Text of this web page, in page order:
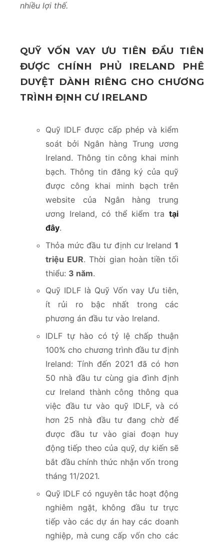
nhiều lợi thế.
QUỸ VỐN VAY ƯU TIÊN ĐẦU TIÊN
ĐƯỢC CHÍNH PHỦ IRELAND PHÊ
DUYỆT DÀNH RIÊNG CHO CHƯƠNG
TRÌNH ĐỊNH CƯ IRELAND
Quỹ IDLF được cấp phép và kiểm
soát bởi Ngân hàng Trung ương
Ireland. Thông tin công khai minh
bạch. Thông tin đăng ký của quỹ
được công khai minh bạch trên
website của Ngân hàng trung
ương Ireland, có thể kiểm tra tại
đây.
Thỏa mức đầu tư định cư Ireland 1
triệu EUR. Thời gian hoàn tiền tối
thiểu: 3 năm.
Quỹ IDLF là Quỹ Vốn vay Ưu tiên,
ít rủi ro bậc nhất trong các
phương án đầu tư vào Ireland.
IDLF tự hào có tỷ lệ chấp thuận
100% cho chương trình đầu tư định
Ireland: Tính đến 2021 đã có hơn
50 nhà đầu tư cùng gia đình định
cư Ireland thành công thông qua
việc đầu tư vào quỹ IDLF, và có
hơn 25 nhà đầu tư đang chờ để
được đầu tư vào giai đoạn huy
động tiếp theo của quỹ, dự kiến sẽ
bắt đầu chính thức nhận vốn trong
tháng 11/2021.
Quỹ IDLF có nguyên tắc hoạt động
nghiêm ngặt, không đầu tư trực
tiếp vào các dự án hay các doanh
nghiệp, mà cung cấp vốn cho các